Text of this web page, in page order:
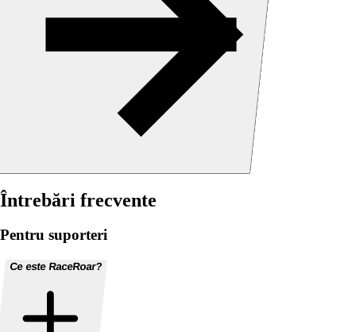
Întrebări frecvente
Pentru suporteri
Ce este RaceRoar?